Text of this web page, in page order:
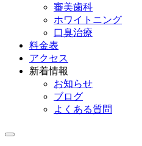
審美歯科
ホワイトニング
口臭治療
料金表
アクセス
新着情報
お知らせ
ブログ
よくある質問